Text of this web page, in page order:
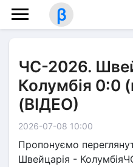
β
ЧС-2026.
Колумбія 0:0
(ВІДЕО)
2026-07-08 10:00
Пропонуємо
Швейцарія -